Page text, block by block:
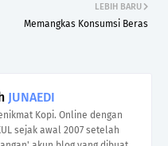
LEBIH BARU
Memangkas Konsumsi Beras
JUNAEDI
Kopi. Online dengan
sejak awal 2007 setelah